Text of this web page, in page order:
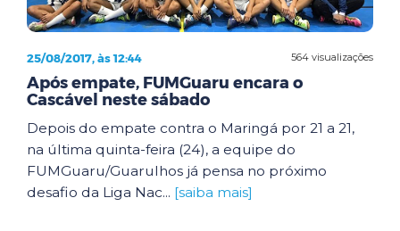
564 visualizações
25/08/2017, às 12:44
Após empate, FUMGuaru encara o
Cascável neste sábado
Depois do empate contra o Maringá por 21 a 21,
na última quinta-feira (24), a equipe do
FUMGuaru/Guarulhos já pensa no próximo
desafio da Liga Nac... [saiba mais]